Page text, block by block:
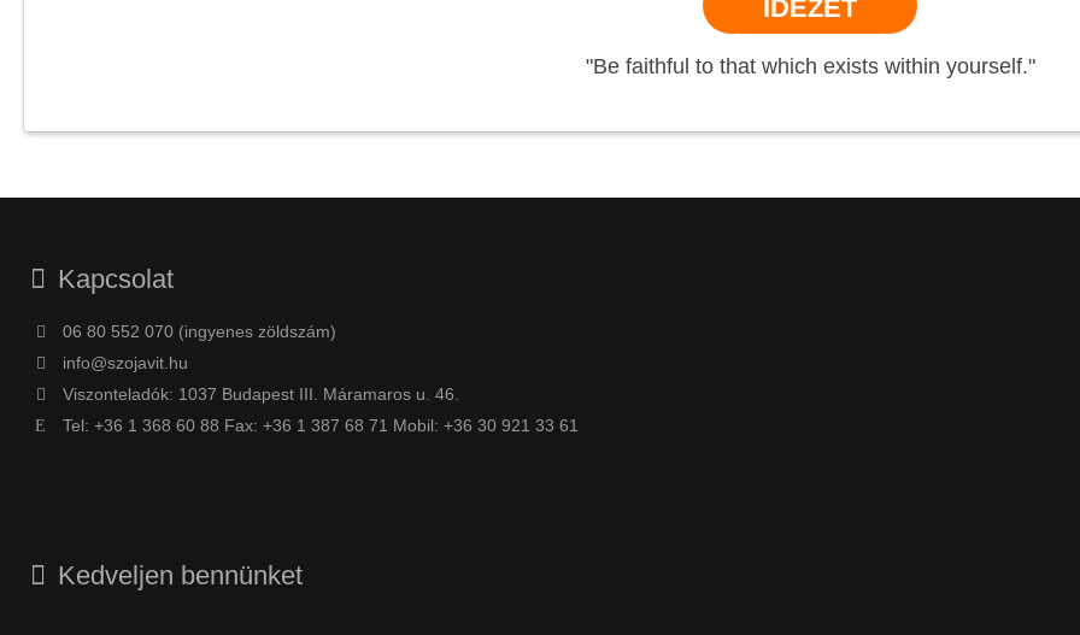
IDÉZET
"Be faithful to that which exists within yourself."
Kapcsolat
06 80 552 070 (ingyenes zöldszám)
info@szojavit.hu
Viszonteladók: 1037 Budapest III. Máramaros u. 46.
Tel: +36 1 368 60 88 Fax: +36 1 387 68 71 Mobil: +36 30 921 33 61
Kedveljen bennünket